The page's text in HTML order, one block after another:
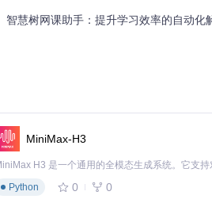
糊描述理解
证码等异常情况
标签页并行操作
智慧树网课助手：提升学习效率的自动化
MiniMax-H3
Python
0 0